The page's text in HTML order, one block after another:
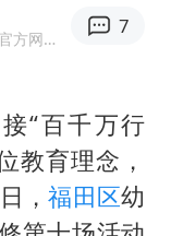
出坠崖1死1伤
过夜被收150元
了吗
课
·南方都市报官方网易号
7
“百千万行
教育理念，
，福田区幼